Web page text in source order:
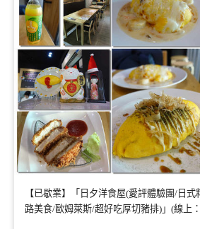
【已歇業】「日夕洋食屋(愛評體驗團/日
路美食/歐姆萊斯/超好吃厚切豬排)」(線上